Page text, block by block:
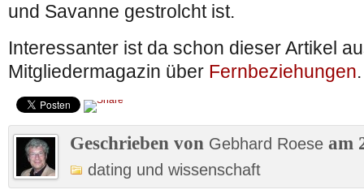
und Savanne gestrolcht ist.
Interessanter ist da schon dieser Artikel
Mitgliedermagazin über Fernbeziehungen.
Geschrieben von Gebhard Roese am
dating und wissenschaft